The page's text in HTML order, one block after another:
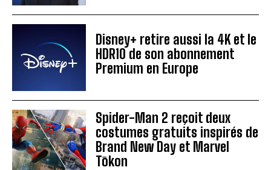
Disney+ retire aussi la 4K et le
HDR10 de son abonnement
Premium en Europe
Spider-Man 2 reçoit deux
costumes gratuits inspirés de
Brand New Day et Marvel
Tōkon